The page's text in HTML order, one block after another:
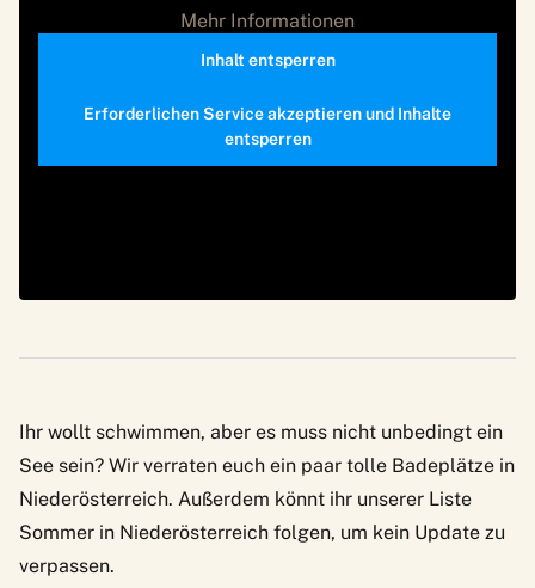
Mehr Informationen
Inhalt entsperren
Erforderlichen Service akzeptieren und Inhalte
entsperren
Ihr wollt schwimmen, aber es muss nicht unbedingt ein
See sein? Wir verraten euch ein paar tolle Badeplätze in
Niederösterreich. Außerdem könnt ihr unserer Liste
Sommer in Niederösterreich folgen, um kein Update zu
verpassen.